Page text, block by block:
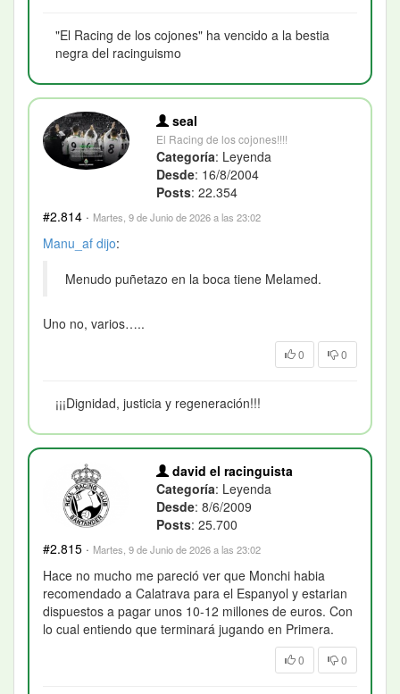
"El Racing de los cojones" ha vencido a la bestia
negra del racinguismo
seal
El Racing de los cojones!!!!
Categoría: Leyenda
Desde: 16/8/2004
Posts: 22.354
#2.814 · Martes, 9 de Junio de 2026 a las 23:02
Manu_af dijo:
Menudo puñetazo en la boca tiene Melamed.
Uno no, varios…..
0 0
¡¡¡Dignidad, justicia y regeneración!!!
david el racinguista
Categoría: Leyenda
Desde: 8/6/2009
Posts: 25.700
#2.815 · Martes, 9 de Junio de 2026 a las 23:02
Hace no mucho me pareció ver que Monchi habia
recomendado a Calatrava para el Espanyol y estarian
dispuestos a pagar unos 10-12 millones de euros. Con
lo cual entiendo que terminará jugando en Primera.
0 0